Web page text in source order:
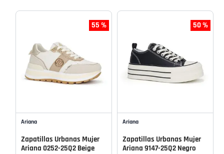
55 %
Ariana
Zapatillas Urbanas Mujer
Ariana 0252-25Q2 Beige
50 %
Ariana
Zapatillas Urbanas Mujer
Ariana 9147-25Q2 Negro